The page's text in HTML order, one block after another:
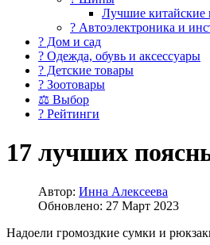
Лучшие
? Автоэлектроника и
? Дом и сад
? Одежда, обувь и аксессуары
? Детские товары
? Зоотовары
⚖ Выбор
? Рейтинги
17 лучших
Автор: Инна Алексеева
Обновлено: 27 Март 2023
Надоели громоздкие сумки и